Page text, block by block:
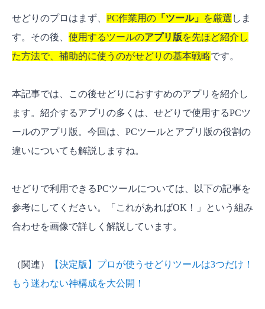
せどりのプロはまず、 PC作業用の 「ツール」 を厳選 しま
す。その後、 使用するツールのアプリ版を先ほど紹介し
た方法で、補助的に使うのがせどりの基本戦略です。
本記事では、この後せどりにおすすめのアプリを紹介し
ます。紹介するアプリの多くは、せどりで使用するPCツ
ールのアプリ版。今回は、PCツールとアプリ版の役割の
違いについても解説しますね。
せどりで利用できるPCツールについては、以下の記事を
参考にしてください。「これがあればOK！」という組み
合わせを画像で詳しく解説しています。
（関連）
【決定版】プロが使うせどりツールは3つだけ！
もう迷わない神構成を大公開！